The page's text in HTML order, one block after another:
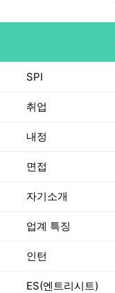
SPI
취업
내정
면접
자기소개
업계 특징
인턴
ES(엔트리시트)